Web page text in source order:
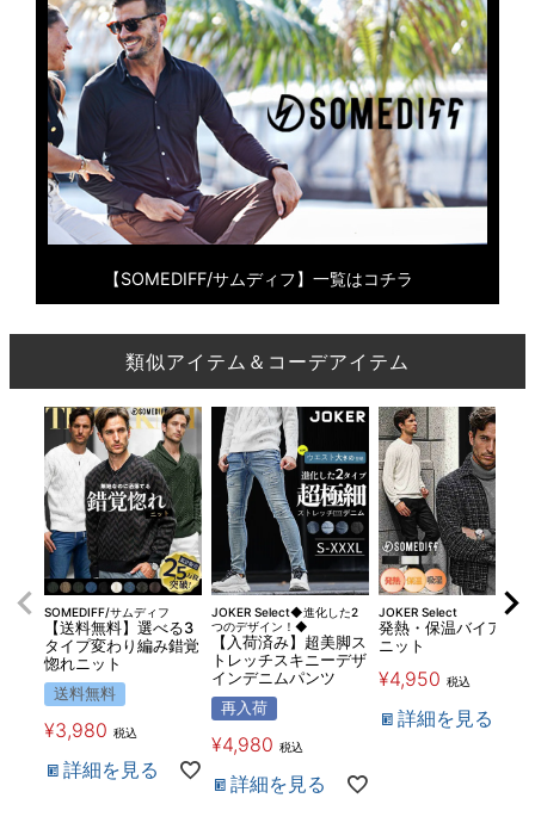
【SOMEDIFF/サムディフ】一覧はコチラ
類似アイテム＆コーデアイテム
SOMEDIFF/サムディフ
【送料無料】選べる3
タイプ変わり編み錯覚
惚れニット
送料無料
¥3,980 税込
詳細を見る
JOKER Select◆進化した2
つのデザイン！◆
【入荷済み】超美脚ス
トレッチスキニーデザ
インデニムパンツ
再入荷
¥4,980 税込
詳細を見る
JOKER Select
発熱・保温バイアス柄
ニット
¥4,950 税込
詳細を見る